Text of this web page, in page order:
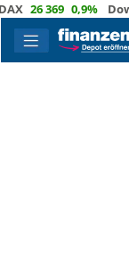
26 369 0,9% Dow